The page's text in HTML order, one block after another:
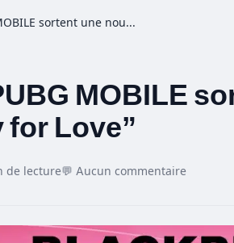
BLACKPINK et PUBG MOBILE sortent une nouvelle chanson “Ready for Love”
MOBILE
Love”
de lecture💬 Aucun commentaire